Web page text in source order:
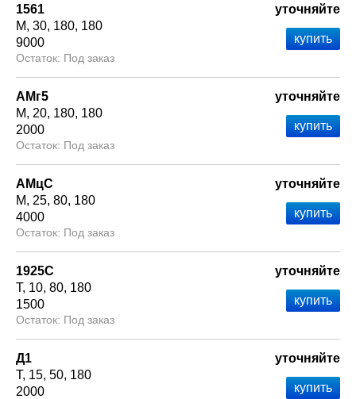
1561
М 30 180 180
9000
Под заказ
уточняйте
АМг5
М
20 180 180
2000
Под заказ
уточняйте
АМцС
М
25 80 180
4000
Под заказ
уточняйте
1925С
Т 10 80 180
1500
Под заказ
уточняйте
Д1
Т 15 50 180
2000
уточняйте